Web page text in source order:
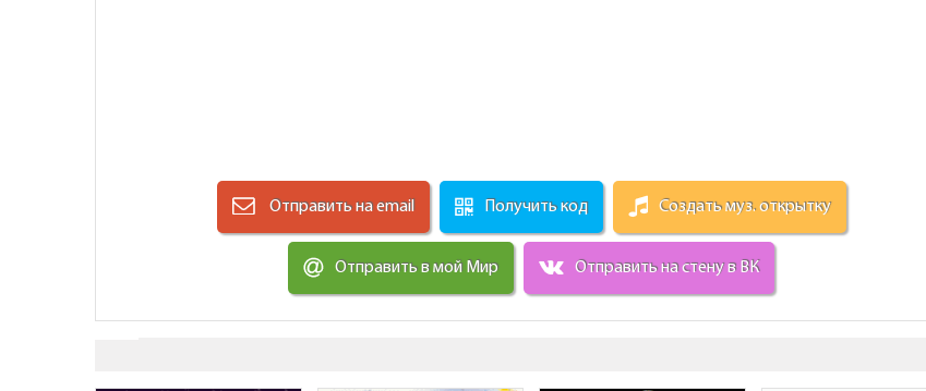
Отправить на email Получить код Создать муз. открытку
Отправить в мой Мир Отправить на стену в ВК